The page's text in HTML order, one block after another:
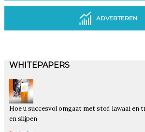
ADVERTEREN
WHITEPAPERS
Hoe u succesvol omgaat met stof, lawaai en
en slijpen